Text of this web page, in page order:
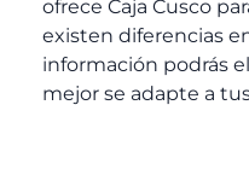
ofrece Caja Cusco
existen diferencias
información podrás
mejor se adapte a